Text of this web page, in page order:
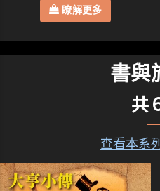
瞭解更多
書與
共
查看本系